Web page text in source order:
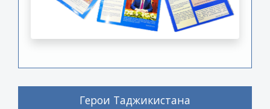
Герои Таджикистана